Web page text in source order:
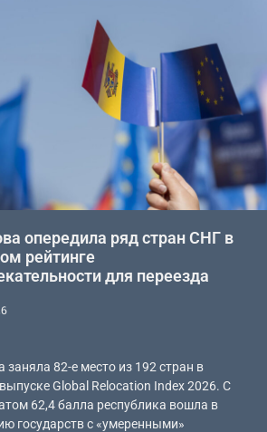
опередила ряд стран СНГ в
рейтинге
для переезда
заняла 82-е место из 192 стран в
Global Relocation Index 2026. С
62,4 балла республика вошла в
государств с «умеренными»